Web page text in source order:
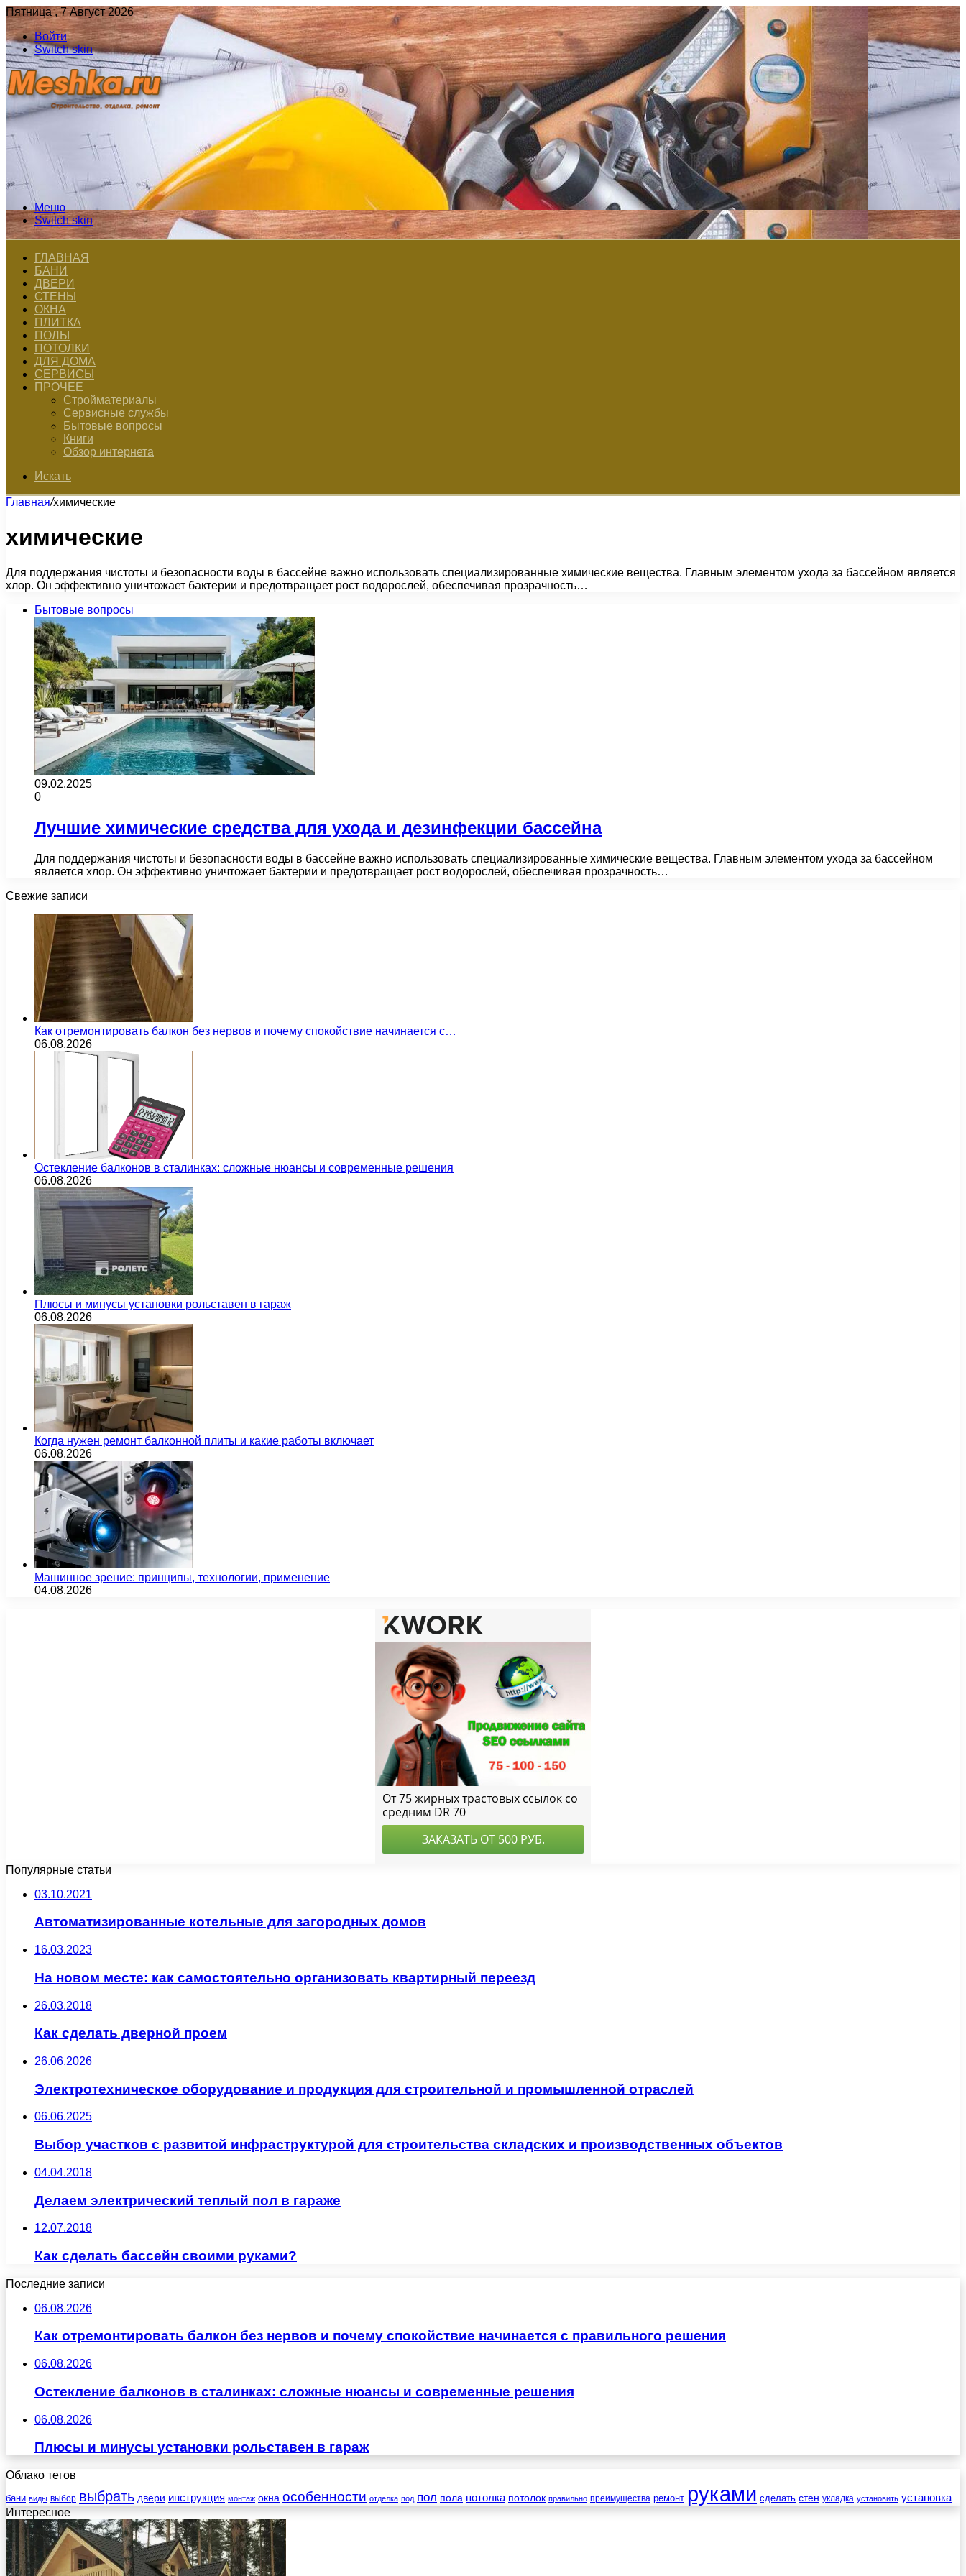
Пятница , 7 Август 2026
Войти
Switch skin
Меню
Switch skin
ГЛАВНАЯ
БАНИ
ДВЕРИ
СТЕНЫ
ОКНА
ПЛИТКА
ПОЛЫ
ПОТОЛКИ
ДЛЯ ДОМА
СЕРВИСЫ
ПРОЧЕЕ
Стройматериалы
Сервисные службы
Бытовые вопросы
Книги
Обзор интернета
Искать
Главная/химические
химические
Для поддержания чистоты и безопасности воды в бассейне важно использовать специализированные химические вещества. Главным элементом ухода за бассейном является
хлор. Он эффективно уничтожает бактерии и предотвращает рост водорослей, обеспечивая прозрачность…
Бытовые вопросы
09.02.2025
0
Лучшие химические средства для ухода и дезинфекции бассейна
Для поддержания чистоты и безопасности воды в бассейне важно использовать специализированные химические вещества. Главным элементом ухода за бассейном
является хлор. Он эффективно уничтожает бактерии и предотвращает рост водорослей, обеспечивая прозрачность…
Свежие записи
Как отремонтировать балкон без нервов и почему спокойствие начинается с…
06.08.2026
Остекление балконов в сталинках: сложные нюансы и современные решения
06.08.2026
Плюсы и минусы установки рольставен в гараж
06.08.2026
Когда нужен ремонт балконной плиты и какие работы включает
06.08.2026
Машинное зрение: принципы, технологии, применение
04.08.2026
Популярные статьи
03.10.2021
Автоматизированные котельные для загородных домов
16.03.2023
На новом месте: как самостоятельно организовать квартирный переезд
26.03.2018
Как сделать дверной проем
26.06.2026
Электротехническое оборудование и продукция для строительной и промышленной отраслей
06.06.2025
Выбор участков с развитой инфраструктурой для строительства складских и производственных объектов
04.04.2018
Делаем электрический теплый пол в гараже
12.07.2018
Как сделать бассейн своими руками?
Последние записи
06.08.2026
Как отремонтировать балкон без нервов и почему спокойствие начинается с правильного решения
06.08.2026
Остекление балконов в сталинках: сложные нюансы и современные решения
06.08.2026
Плюсы и минусы установки рольставен в гараж
Облако тегов
бани виды выбор выбрать двери инструкция монтаж окна особенности отделка под пол пола потолка потолок правильно преимущества ремонт руками сделать стен укладка установить установка
Интересное